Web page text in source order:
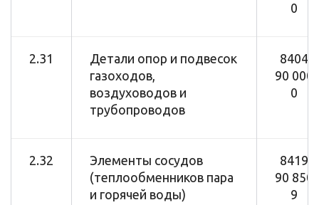
0
2.31
Детали опор и подвесок
газоходов,
воздуховодов и
трубопроводов
8404
90 000
0
2.32
Элементы сосудов
(теплообменников пара
и горячей воды)
8419
90 850
9